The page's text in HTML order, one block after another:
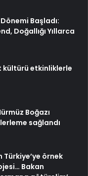
Başladı:
Doğallığı Yıllarca
kültürü etkinliklerle
Boğazı
sağlandı
Türkiye’ye örnek
Bakan